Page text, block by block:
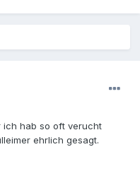
ich hab so oft verucht
ehrlich gesagt.